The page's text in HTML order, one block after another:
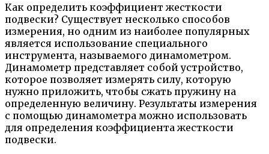
Как определить коэффициент жесткости
подвески? Существует несколько способов
измерения, но одним из наиболее популярных
является использование специального
инструмента, называемого динамометром.
Динамометр представляет собой устройство,
которое позволяет измерять силу, которую
нужно приложить, чтобы сжать пружину на
определенную величину. Результаты измерения
с помощью динамометра можно использовать
для определения коэффициента жесткости
подвески.